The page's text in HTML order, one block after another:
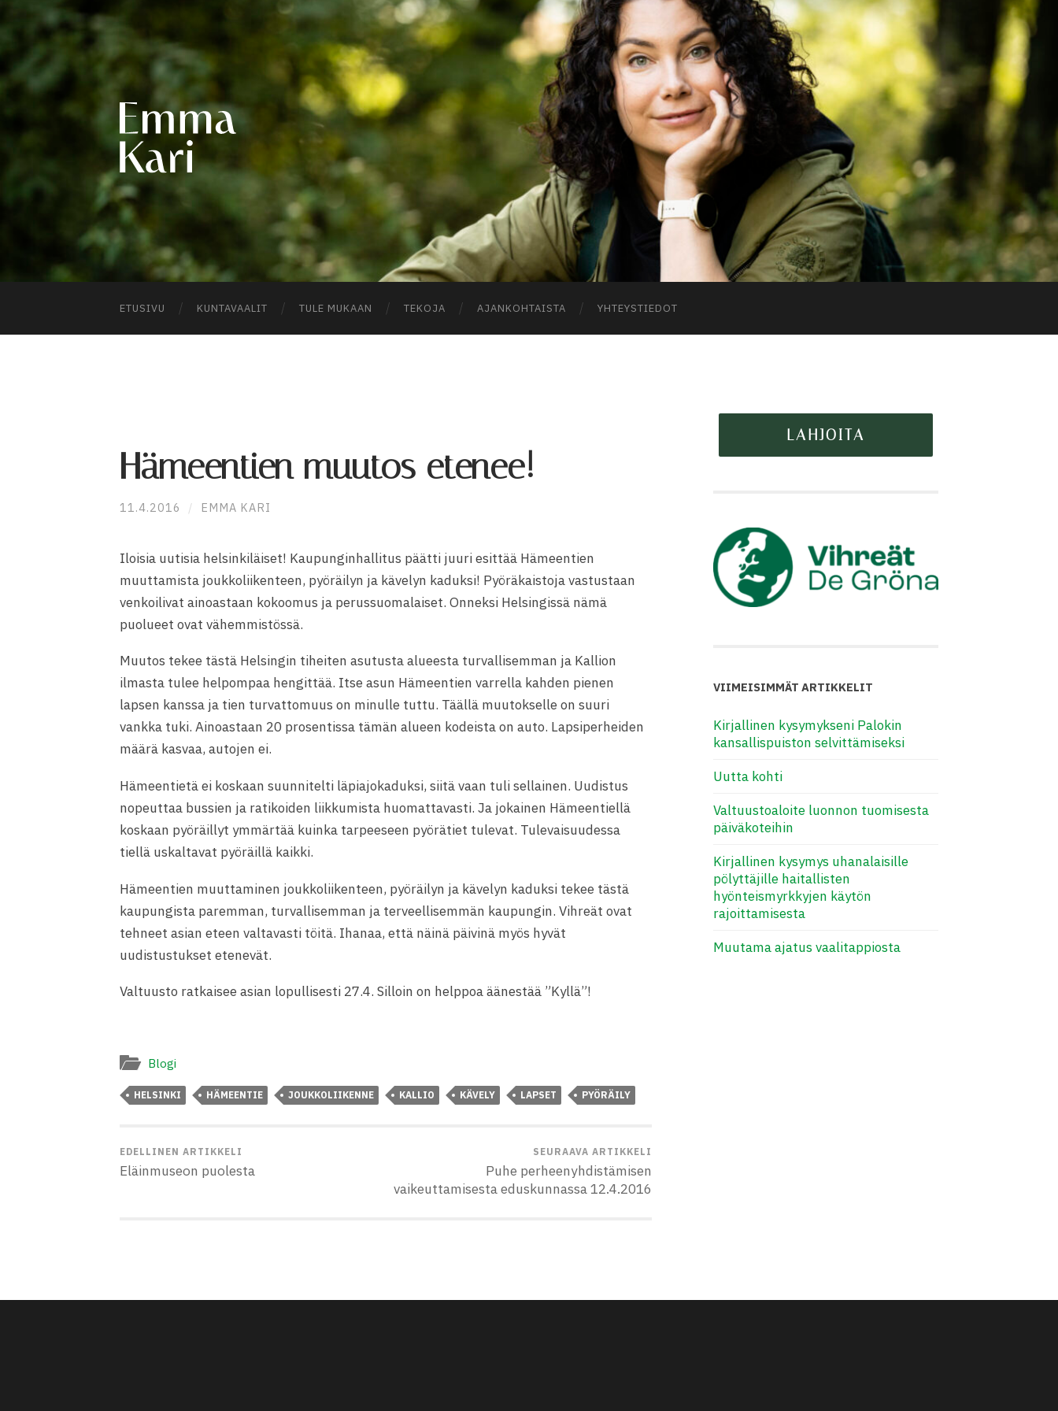
EMMA
KARI
ETUSIVU KUNTAVAALIT TULE MUKAAN TEKOJA AJANKOHTAISTA YHTEYSTIEDOT
Hämeentien muutos etenee!
11.4.2016 / EMMA KARI
Iloisia uutisia helsinkiläiset! Kaupunginhallitus päätti juuri esittää Hämeentien
muuttamista joukkoliikenteen, pyöräilyn ja kävelyn kaduksi! Pyöräkaistoja vastustaan
venkoilivat ainoastaan kokoomus ja perussuomalaiset. Onneksi Helsingissä nämä
puolueet ovat vähemmistössä.
Muutos tekee tästä Helsingin tiheiten asutusta alueesta turvallisemman ja Kallion
ilmasta tulee helpompaa hengittää. Itse asun Hämeentien varrella kahden pienen
lapsen kanssa ja tien turvattomuus on minulle tuttu. Täällä muutokselle on suuri
vankka tuki. Ainoastaan 20 prosentissa tämän alueen kodeista on auto. Lapsiperheiden
määrä kasvaa, autojen ei.
Hämeentietä ei koskaan suunnitelti läpiajokaduksi, siitä vaan tuli sellainen. Uudistus
nopeuttaa bussien ja ratikoiden liikkumista huomattavasti. Ja jokainen Hämeentiellä
koskaan pyöräillyt ymmärtää kuinka tarpeeseen pyörätiet tulevat. Tulevaisuudessa
tiellä uskaltavat pyöräillä kaikki.
Hämeentien muuttaminen joukkoliikenteen, pyöräilyn ja kävelyn kaduksi tekee tästä
kaupungista paremman, turvallisemman ja terveellisemmän kaupungin. Vihreät ovat
tehneet asian eteen valtavasti töitä. Ihanaa, että näinä päivinä myös hyvät
uudistustukset etenevät.
Valtuusto ratkaisee asian lopullisesti 27.4. Silloin on helppoa äänestää ”Kyllä”!
Blogi
HELSINKI HÄMEENTIE JOUKKOLIIKENNE KALLIO KÄVELY LAPSET PYÖRÄILY
EDELLINEN ARTIKKELI
Eläinmuseon puolesta
SEURAAVA ARTIKKELI
Puhe perheenyhdistämisen
vaikeuttamisesta eduskunnassa 12.4.2016
VIIMEISIMMÄT ARTIKKELIT
Kirjallinen kysymykseni Palokin
kansallispuiston selvittämiseksi
Uutta kohti
Valtuustoaloite luonnon tuomisesta
päiväkoteihin
Kirjallinen kysymys uhanalaisille
pölyttäjille haitallisten
hyönteismyrkkyjen käytön
rajoittamisesta
Muutama ajatus vaalitappiosta